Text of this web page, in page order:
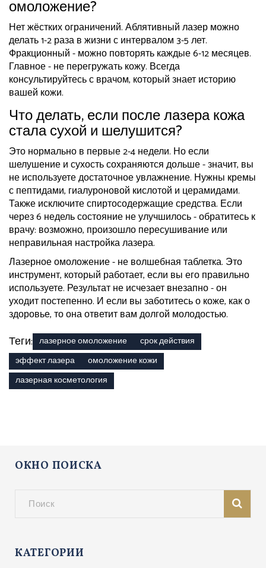
омоложение?
Нет жёстких ограничений. Аблятивный лазер можно
делать 1-2 раза в жизни с интервалом 3-5 лет.
Фракционный - можно повторять каждые 6-12 месяцев.
Главное - не перегружать кожу. Всегда
консультируйтесь с врачом, который знает историю
вашей кожи.
Что делать, если после лазера кожа
стала сухой и шелушится?
Это нормально в первые 2-4 недели. Но если
шелушение и сухость сохраняются дольше - значит, вы
не используете достаточное увлажнение. Нужны кремы
с пептидами, гиалуроновой кислотой и церамидами.
Также исключите спиртосодержащие средства. Если
через 6 недель состояние не улучшилось - обратитесь к
врачу: возможно, произошло пересушивание или
неправильная настройка лазера.
Лазерное омоложение - не волшебная таблетка. Это
инструмент, который работает, если вы его правильно
используете. Результат не исчезает внезапно - он
уходит постепенно. И если вы заботитесь о коже, как о
здоровье, то она ответит вам долгой молодостью.
Теги: лазерное омоложение
срок действия
эффект лазера
омоложение кожи
лазерная косметология
ОКНО ПОИСКА
КАТЕГОРИИ